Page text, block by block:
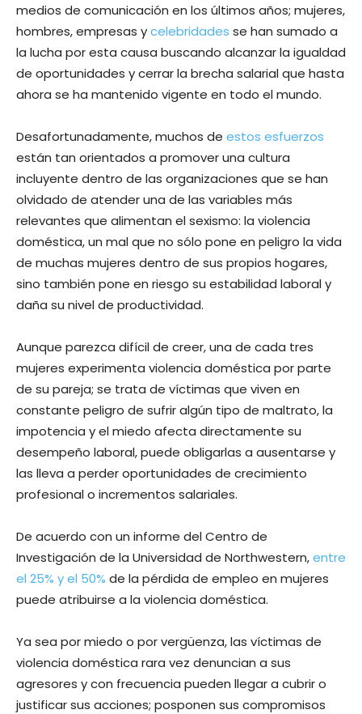
medios de comunicación en los últimos años; mujeres,
hombres, empresas ycelebridades se han sumado a
la lucha por esta causa buscando alcanzar la igualdad
de oportunidades y cerrar la brecha salarial que hasta
ahora se ha mantenido vigente en todo el mundo.
Desafortunadamente, muchos de estos esfuerzos
están tan orientados a promover una cultura
incluyente dentro de las organizaciones que se han
olvidado de atender una de las variables más
relevantes que alimentan el sexismo: la violencia
doméstica, un mal que no sólo pone en peligro la vida
de muchas mujeres dentro de sus propios hogares,
sino también pone en riesgo su estabilidad laboral y
daña su nivel de productividad.
Aunque parezca difícil de creer, una de cada tres
mujeres experimenta violencia doméstica por parte
de su pareja; se trata de víctimas que viven en
constante peligro de sufrir algún tipo de maltrato, la
impotencia y el miedo afecta directamente su
desempeño laboral, puede obligarlas a ausentarse y
las lleva a perder oportunidades de crecimiento
profesional o incrementos salariales.
De acuerdo con un informe del Centro de
Investigación de la Universidad de Northwestern,entre
el 25% y el 50% de la pérdida de empleo en mujeres
puede atribuirse a la violencia doméstica.
Ya sea por miedo o por vergüenza, las víctimas de
violencia doméstica rara vez denuncian a sus
agresores y con frecuencia pueden llegar a cubrir o
justificar sus acciones; posponen sus compromisos